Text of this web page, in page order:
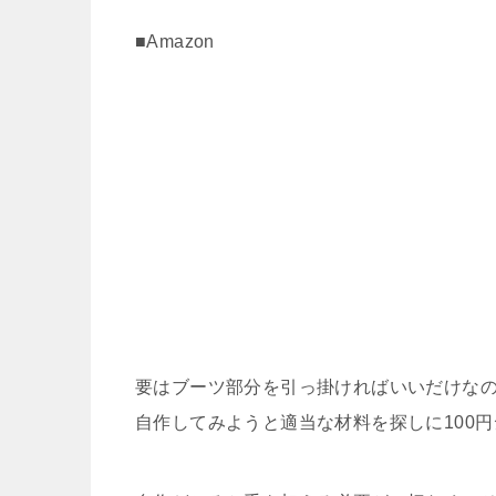
■Amazon
要はブーツ部分を引っ掛ければいいだけなの
自作してみようと適当な材料を探しに100円